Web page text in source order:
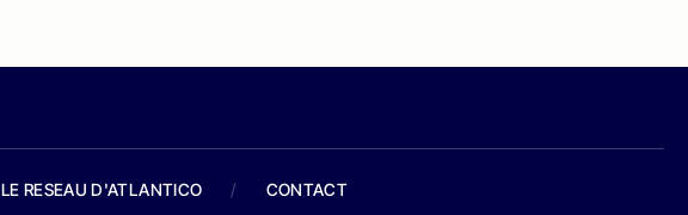
LE RESEAU D'ATLANTICO / CONTACT